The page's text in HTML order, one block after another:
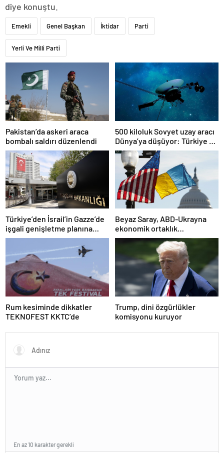
diye konuştu.
Emekli Genel Başkan İktidar Parti
Yerli Ve Milli Parti
Pakistan’da askeri araca
bombalı saldırı düzenlendi
500 kiloluk Sovyet uzay aracı
Dünya’ya düşüyor: Türkiye de
risk altında
Türkiye’den İsrail’in Gazze’de
işgali genişletme planına
tepki
Beyaz Saray, ABD-Ukrayna
ekonomik ortaklık
anlaşmasının detaylarını
Rum kesiminde dikkatler
TEKNOFEST KKTC’de
Trump, dini özgürlükler
komisyonu kuruyor
En az 10 karakter gerekli